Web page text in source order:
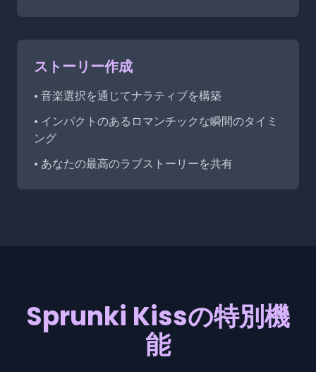
ストーリー作成
• 音楽選択を通じてナラティブを構築
• インパクトのあるロマンチックな瞬間のタイミ
ング
• あなたの最高のラブストーリーを共有
Sprunki Kissの特別機
能